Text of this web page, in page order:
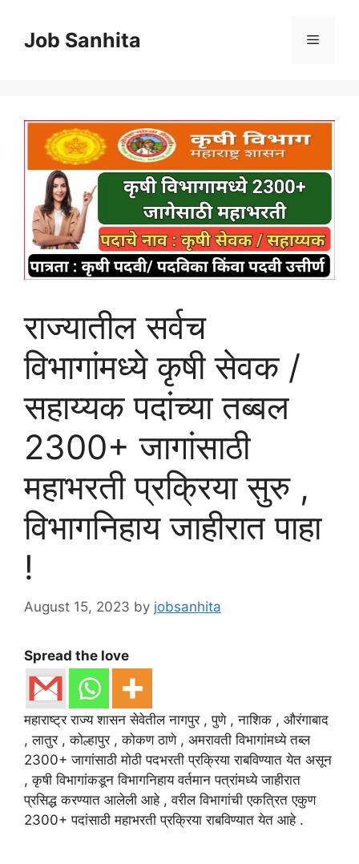
contentJob Sanhita Menu
राज्यातील सर्वच
विभागांमध्ये कृषी सेवक /
सहाय्यक पदांच्या तब्बल
2300+ जागांसाठी
महाभरती प्रक्रिया सुरु ,
विभागनिहाय जाहीरात पाहा
!
August 15, 2023 by jobsanhita
Spread the love
महाराष्ट्र राज्य शासन सेवेतील नागपुर , पुणे , नाशिक , औरंगाबाद
, लातुर , कोल्हापुर , कोकण ठाणे , अमरावती विभागांमध्ये तब्ल
2300+ जागांसाठी मोठी पदभरती प्रक्रिया राबविण्यात येत असून
, कृषी विभागांकडून विभागनिहाय वर्तमान पत्रांमध्ये जाहीरात
प्रसिद्ध करण्यात आलेली आहे , वरील विभागांची एकत्रित एकुण
2300+ पदांसाठी महाभरती प्रक्रिया राबविण्यात येत आहे .